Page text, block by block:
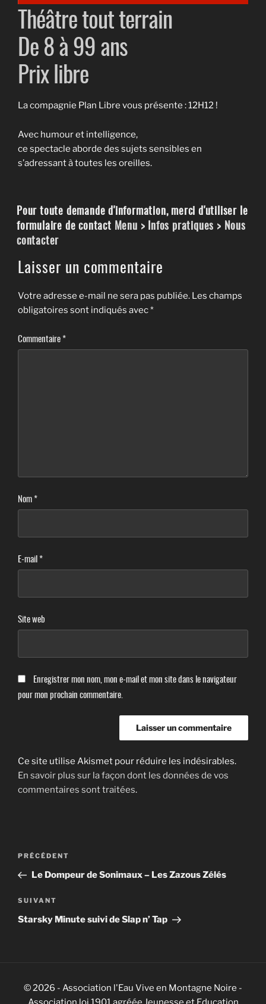
Théâtre tout terrain
De 8 à 99 ans
Prix libre
La compagnie Plan Libre vous présente : 12H12 !
Avec humour et intelligence,
ce spectacle aborde des sujets sensibles en
s’adressant à toutes les oreilles.
Pour toute demande d'information, merci d'utiliser le
formulaire de contact Menu > Infos pratiques > Nous
contacter
Laisser un commentaire
Votre adresse e-mail ne sera pas publiée. Les champs
obligatoires sont indiqués avec*
Commentaire*
Nom*
E-mail*
Site web
Enregistrer mon nom, mon e-mail et mon site dans le navigateur
pour mon prochain commentaire.
Ce site utilise Akismet pour réduire les indésirables.
En savoir plus sur la façon dont les données de vos
commentaires sont traitées.
Navigation
de
l’article
Article
précédent
PRÉCÉDENT
Le Dompeur de Sonimaux – Les Zazous Zélés
Article
suivant
SUIVANT
Starsky Minute suivi de Slap n’ Tap
© 2026 - Association l'Eau Vive en Montagne Noire -